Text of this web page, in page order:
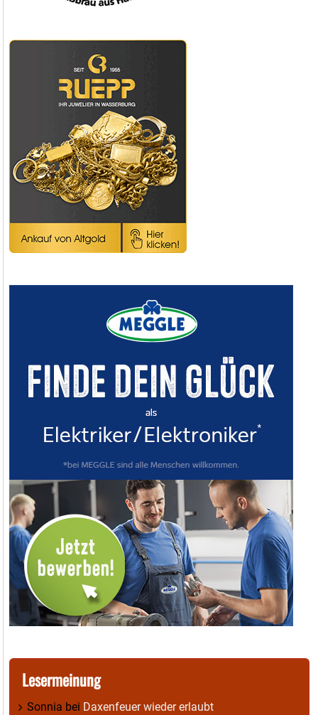
Lesermeinung
Sonnia bei Daxenfeuer wieder erlaubt